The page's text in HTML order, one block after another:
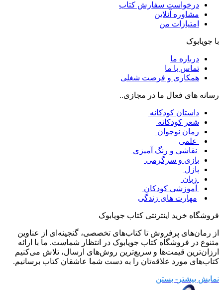
درخواست سفارش کتاب
مشاوره آنلاین
امتیازات من
با جویابوک
درباره ما
تماس با ما
همکاری و فرصت شغلی
رسانه های فعال ما در مجازی..
داستان کودکانه
شعر کودکانه
رمان نوجوان
علمی
نقاشی و رنگ آمیزی
بازی و سرگرمی
پازل
زبان
آموزشی کودکان
مهارت های زندگی
فروشگاه خرید اینترنتی کتاب جویابوک
از رمان‌های پرفروش تا کتاب‌های تخصصی، گنجینه‌ای از عناوین
متنوع در فروشگاه کتاب جویابوک در انتظار شماست. ما با ارائه
ارزان‌ترین قیمت‌ها و سریع‌ترین روش‌های ارسال، تلاش می‌کنیم
کتاب‌های مورد علاقه‌تان را به دست شما عاشقان کتاب برسانیم.
نمایش بیشتر - بستن